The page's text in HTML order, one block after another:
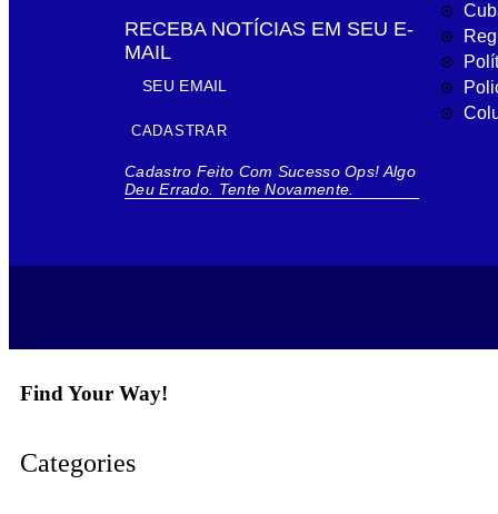
RECEBA NOTÍCIAS EM SEU E-
MAIL
CADASTRAR
Cadastro Feito Com Sucesso Ops! Algo
Deu Errado. Tente Novamente.
Find Your Way!
Categories